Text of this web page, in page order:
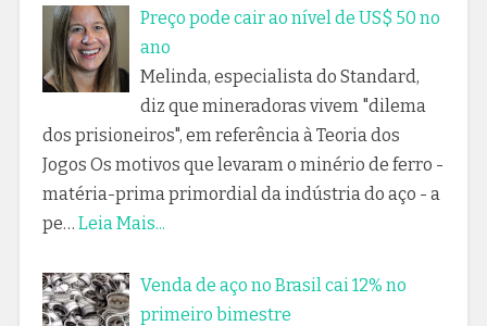
Preço pode cair ao nível de US$ 50 no
ano
Melinda, especialista do Standard,
diz que mineradoras vivem "dilema
dos prisioneiros", em referência à Teoria dos
Jogos Os motivos que levaram o minério de ferro -
matéria-prima primordial da indústria do aço - a
pe… Leia Mais...
Venda de aço no Brasil cai 12% no
primeiro bimestre